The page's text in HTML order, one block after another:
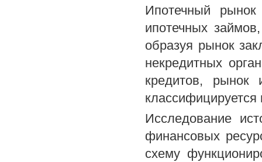
Ипотечный
ипотечных
образуя рынок
некредитных
кредитов, рынок
Исследование
финансовых
схему